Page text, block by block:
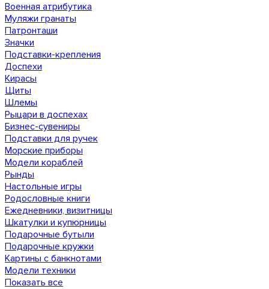
Военная атрибутика
Муляжи гранаты
Патронташи
Значки
Подставки-крепления
Доспехи
Кирасы
Щиты
Шлемы
Рыцари в доспехах
Бизнес-сувениры
Подставки для ручек
Морские приборы
Модели кораблей
Рынды
Настольные игры
Родословные книги
Ежедневники, визитницы
Шкатулки и купюрницы
Подарочные бутыли
Подарочные кружки
Картины с банкнотами
Модели техники
Показать все